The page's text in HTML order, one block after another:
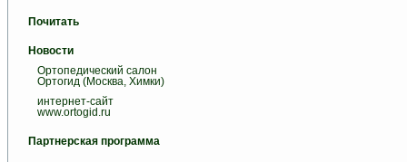
Почитать
Новости
Ортопедический салон
Ортогид (Москва, Химки)
интернет-сайт
www.ortogid.ru
Партнерская программа